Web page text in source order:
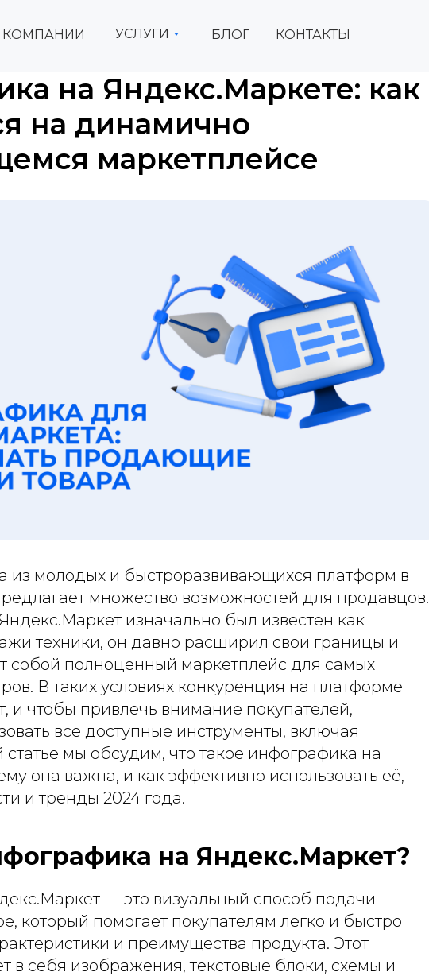
УСЛУГИ БЛОГ КОНТАКТЫ
КОМПАНИИ
на Яндекс.Маркете: как
на динамично
маркетплейсе
из молодых и быстроразвивающихся платформ в
множество возможностей для продавцов.
изначально был известен как
техники, он давно расширил свои границы и
собой полноценный маркетплейс для самых
В таких условиях конкуренция на платформе
и чтобы привлечь внимание покупателей,
все доступные инструменты, включая
мы обсудим, что такое инфографика на
она важна, и как эффективно использовать её,
и тренды 2024 года.
на Яндекс.Маркет?
— это визуальный способ подачи
который помогает покупателям легко и быстро
и преимущества продукта. Этот
в себя изображения, текстовые блоки, схемы и